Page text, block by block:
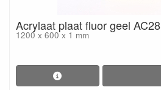
Acrylaat plaat fluor geel AC28
1200 x 600 x 1 mm